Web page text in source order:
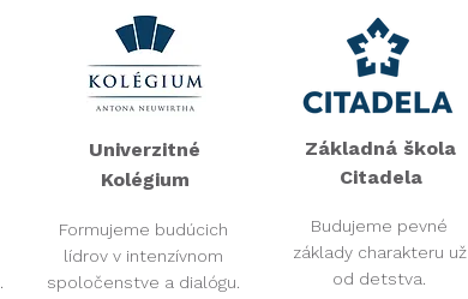
Univerzitné
Kolégium​
Formujeme budúcich
lídrov v intenzívnom
spoločenstve a dialógu.
Základná škola
Citadela​
Budujeme pevné
základy charakteru už
od detstva.